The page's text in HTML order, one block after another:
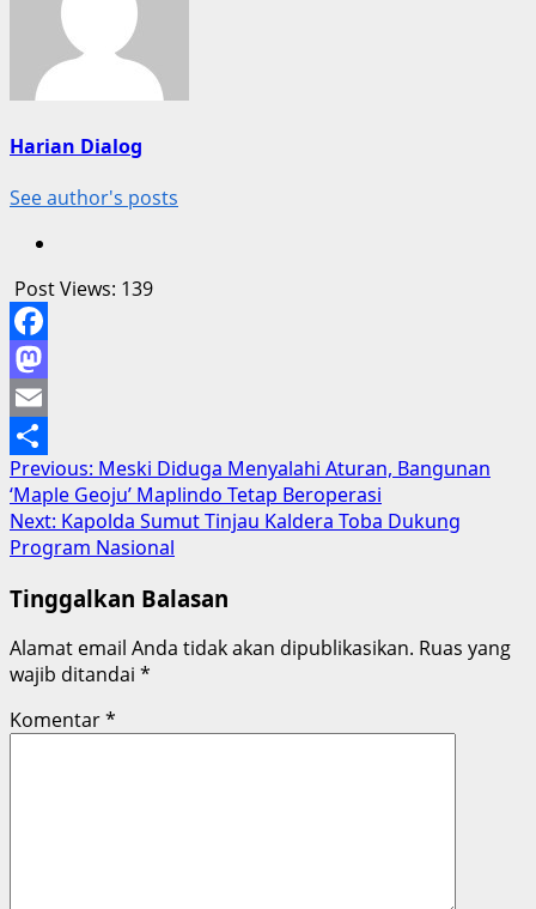
Harian Dialog
See author's posts
Post Views: 139
Facebook
Mastodon
Email
Share
Post
navigation
Previous: Meski Diduga Menyalahi Aturan, Bangunan
‘Maple Geoju’ Maplindo Tetap Beroperasi
Next: Kapolda Sumut Tinjau Kaldera Toba Dukung
Program Nasional
Tinggalkan Balasan
Alamat email Anda tidak akan dipublikasikan. Ruas yang
wajib ditandai *
Komentar*